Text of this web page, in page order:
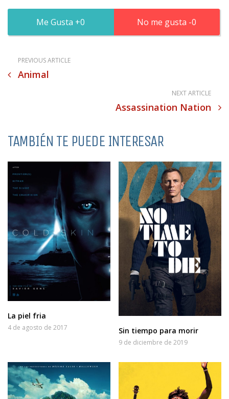
0 0
PREVIOUS ARTICLE
Animal
NEXT ARTICLE
Assassination Nation
TAMBIÉN TE PUEDE INTERESAR
La piel fria
4 de agosto de 2017 Sin tiempo para morir
9 de diciembre de 2019